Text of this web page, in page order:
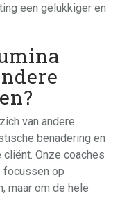
een gelukkiger en
van andere
benadering en
Onze coaches
focussen op
maar om de hele